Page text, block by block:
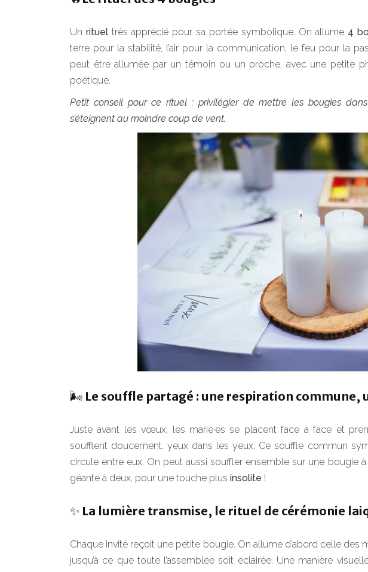
Un ritueltrès apprécié pour sa portée symbolique. On allume 4
terre pour la stabilité, l’air pour la communication, le feu pour la
peut être allumée par un témoin ou un proche, avec une petite
poétique.
Petit conseil pour ce rituel : privilégier de mettre les bougies
s’éteignent au moindre coup de vent.
🌬️ Le souffle partagé : une respiration commune,
Juste avant les vœux, les marié·es se placent face à face et
soufflent doucement, yeux dans les yeux. Ce souffle commun
circule entre eux. On peut aussi souffler ensemble sur une bougie
géante à deux, pour une touche plus insolite !
✨ La lumière transmise, le rituel de cérémonie
Chaque invité reçoit une petite bougie. On allume d’abord celle des
jusqu’à ce que toute l’assemblée soit éclairée. Une manière